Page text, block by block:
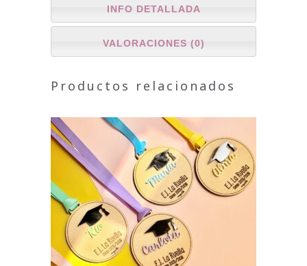
INFO DETALLADA
VALORACIONES (0)
Productos relacionados